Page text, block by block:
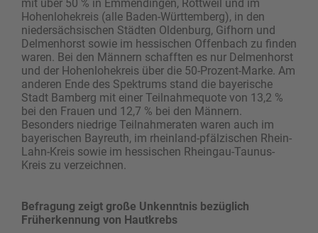
mit über 50 % in Emmendingen, Rottweil und im
Hohenlohekreis (alle Baden-Württemberg), in den
niedersächsischen Städten Oldenburg, Gifhorn und
Delmenhorst sowie im hessischen Offenbach zu finden
waren. Bei den Männern schafften es nur Delmenhorst
und der Hohenlohekreis über die 50-Prozent-Marke. Am
anderen Ende des Spektrums stand die bayerische
Stadt Bamberg mit einer Teilnahmequote von 13,2 %
bei den Frauen und 12,7 % bei den Männern.
Besonders niedrige Teilnahmeraten waren auch im
bayerischen Bayreuth, im rheinland-pfälzischen Rhein-
Lahn-Kreis sowie im hessischen Rheingau-Taunus-
Kreis zu verzeichnen.
Befragung zeigt große Unkenntnis bezüglich
Früherkennung von Hautkrebs